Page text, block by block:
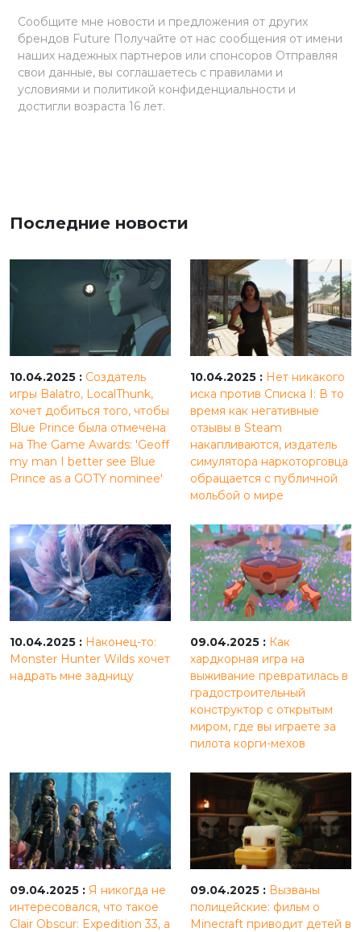
Сообщите мне новости и предложения от других
брендов Future Получайте от нас сообщения от имени
наших надежных партнеров или спонсоров Отправляя
свои данные, вы соглашаетесь с правилами и
условиями и политикой конфиденциальности и
достигли возраста 16 лет.
Последние новости
10.04.2025 : Создатель
игры Balatro, LocalThunk,
хочет добиться того, чтобы
Blue Prince была отмечена
на The Game Awards: 'Geoff
my man I better see Blue
Prince as a GOTY nominee'
10.04.2025 : Нет никакого
иска против Списка I: В то
время как негативные
отзывы в Steam
накапливаются, издатель
симулятора наркоторговца
обращается с публичной
мольбой о мире
10.04.2025 : Наконец-то:
Monster Hunter Wilds хочет
надрать мне задницу
09.04.2025 : Как
хардкорная игра на
выживание превратилась в
градостроительный
конструктор с открытым
миром, где вы играете за
пилота корги-мехов
09.04.2025 : Я никогда не
интересовался, что такое
Clair Obscur: Expedition 33, а
09.04.2025 : Вызваны
полицейские: фильм о
Minecraft приводит детей в